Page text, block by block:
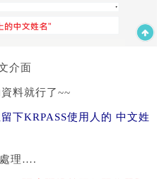
介面
料就行了~~
下KRPASS使用人的 中文姓
處理….